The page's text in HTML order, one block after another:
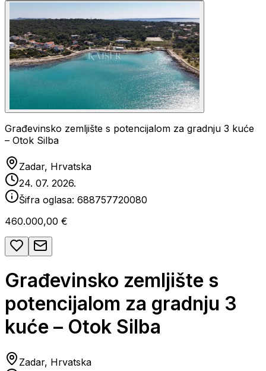
Građevinsko zemljište s potencijalom za gradnju 3 kuće
– Otok Silba
Zadar, Hrvatska
24. 07. 2026.
Šifra oglasa: 688757720080
460.000,00 €
Građevinsko zemljište s
potencijalom za gradnju 3
kuće – Otok Silba
Zadar, Hrvatska